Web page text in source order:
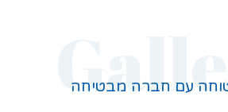
עם חברה מבטיחה